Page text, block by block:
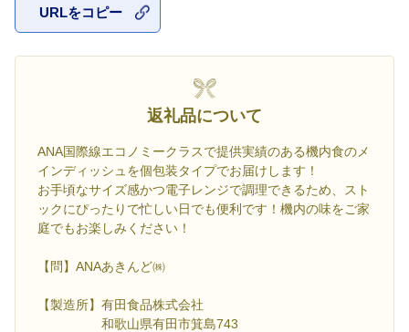
URLをコピー
返礼品について
ANA国際線エコノミークラスで提供実績のある機内食のメ
インディッシュを個包装タイプでお届けします！
お手頃なサイズ感かつ電子レンジで調理できるため、スト
ックにぴったりで忙しい日でも便利です！機内の味をご家
庭でもお楽しみください！
【問】ANAあきんど㈱
【製造所】有田食品株式会社
和歌山県有田市箕島743